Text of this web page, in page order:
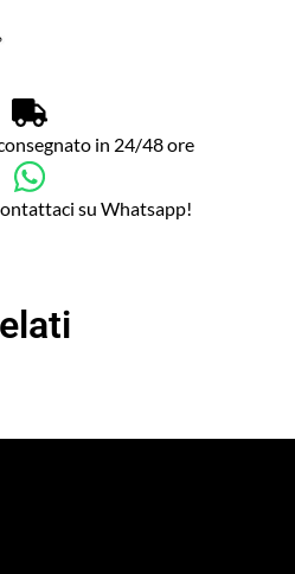
in 24/48 ore
su Whatsapp!